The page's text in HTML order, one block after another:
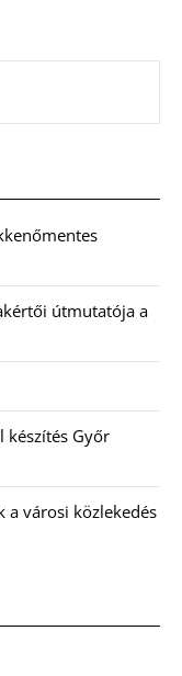
útmutatója a
készítés Győr
városi közlekedés